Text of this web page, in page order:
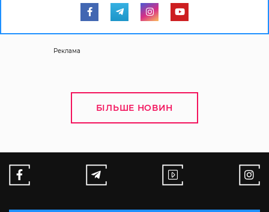
Реклама
БІЛЬШЕ НОВИН